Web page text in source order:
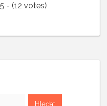
- (12 votes)